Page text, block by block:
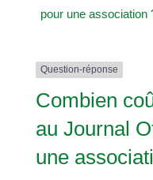
pour une association
Question-réponse
Combien
au Journal
une